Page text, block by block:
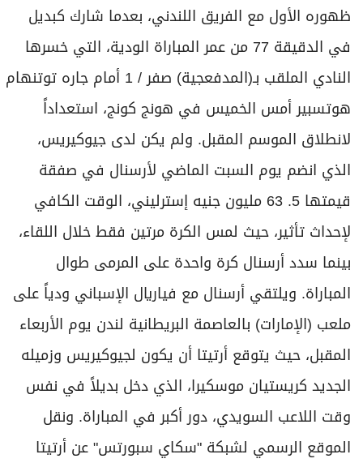
ظهوره الأول مع الفريق اللندني، بعدما شارك كبديل
في الدقيقة 77 من عمر المباراة الودية، التي خسرها
النادي الملقب بـ(المدفعجية) صفر / 1 أمام جاره توتنهام
هوتسبير أمس الخميس في هونج كونج، استعداداً
لانطلاق الموسم المقبل. ولم يكن لدى جيوكيريس،
الذي انضم يوم السبت الماضي لأرسنال في صفقة
قيمتها 5. 63 مليون جنيه إسترليني، الوقت الكافي
لإحداث تأثير، حيث لمس الكرة مرتين فقط خلال اللقاء،
بينما سدد أرسنال كرة واحدة على المرمى طوال
المباراة. ويلتقي أرسنال مع فياريال الإسباني ودياً على
ملعب (الإمارات) بالعاصمة البريطانية لندن يوم الأربعاء
المقبل، حيث يتوقع أرتيتا أن يكون لجيوكيريس وزميله
الجديد كريستيان موسكيرا، الذي دخل بديلاً في نفس
وقت اللاعب السويدي، دور أكبر في المباراة. ونقل
الموقع الرسمي لشبكة "سكاي سبورتس" عن أرتيتا